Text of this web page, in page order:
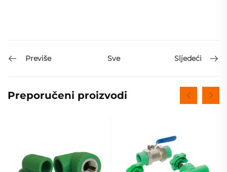
Previše Sve Sljedeći
Preporučeni proizvodi